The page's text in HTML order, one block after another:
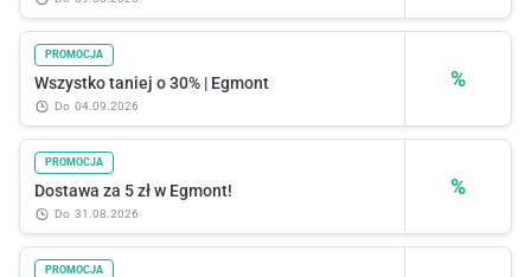
%
PROMOCJA
Wszystko taniej o 30% | Egmont
do 04.09.2026
%
PROMOCJA
Dostawa za 5 zł w Egmont!
do 31.08.2026
PROMOCJA